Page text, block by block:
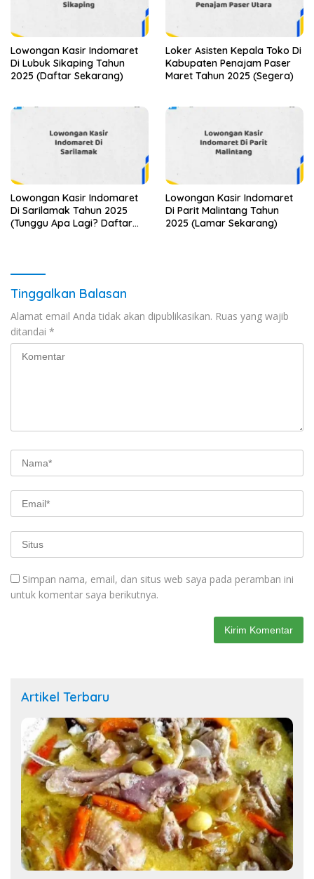
Lowongan Kasir Indomaret
Di Lubuk Sikaping Tahun
2025 (Daftar Sekarang)
Loker Asisten Kepala Toko Di
Kabupaten Penajam Paser
Maret Tahun 2025 (Segera)
Lowongan Kasir Indomaret
Di Sarilamak Tahun 2025
(Tunggu Apa Lagi? Daftar
Lowongan Kasir Indomaret
Di Parit Malintang Tahun
2025 (Lamar Sekarang)
Tinggalkan Balasan
Alamat email Anda tidak akan dipublikasikan. Ruas yang wajib
ditandai *
Simpan nama, email, dan situs web saya pada peramban ini
untuk komentar saya berikutnya.
Artikel Terbaru